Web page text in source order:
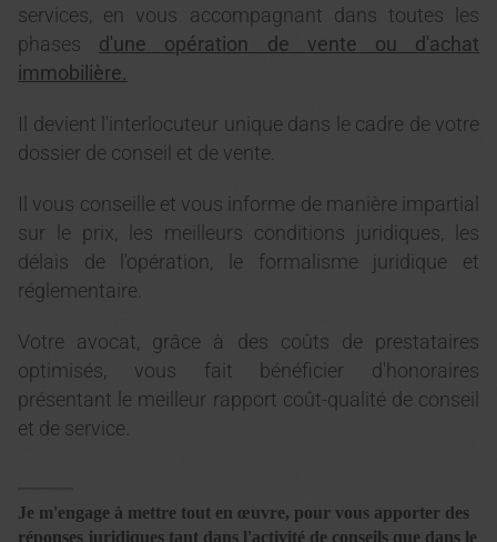
services, en vous accompagnant dans toutes les
phases d'une opération de vente ou d'achat
immobilière.
Il devient l'interlocuteur unique dans le cadre de votre
dossier de conseil et de vente.
Il vous conseille et vous informe de manière impartial
sur le prix, les meilleurs conditions juridiques, les
délais de l'opération, le formalisme juridique et
réglementaire.
Votre avocat, grâce à des coûts de prestataires
optimisés, vous fait bénéficier d'honoraires
présentant le meilleur rapport coût-qualité de conseil
et de service.
Je m'engage à mettre tout en œuvre, pour vous apporter des
réponses juridiques tant dans l'activité de conseils que dans le